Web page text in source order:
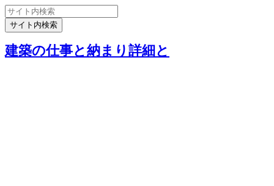
建築の仕事と納まり詳細と